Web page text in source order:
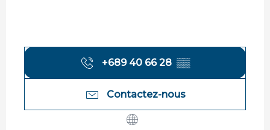
+689 40 66 28 ▒▒
Contactez-nous